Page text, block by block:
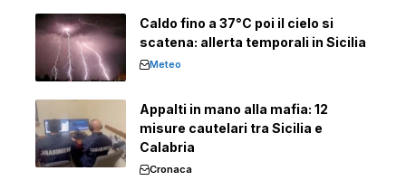
Caldo fino a 37°C poi il cielo si
scatena: allerta temporali in Sicilia
Meteo
Appalti in mano alla mafia: 12
misure cautelari tra Sicilia e
Calabria
Cronaca